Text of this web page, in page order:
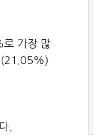
로 가장 많
(21.05%)
.